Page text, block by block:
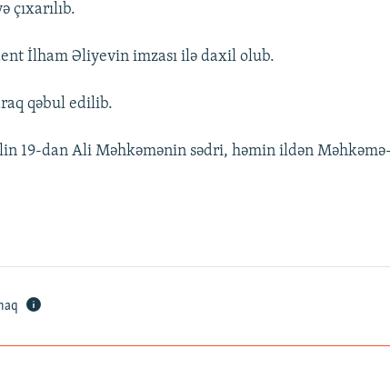
çıxarılıb.
İlham Əliyevin imzası ilə daxil olub.
qəbul edilib.
19-dan Ali Məhkəmənin sədri, həmin ildən